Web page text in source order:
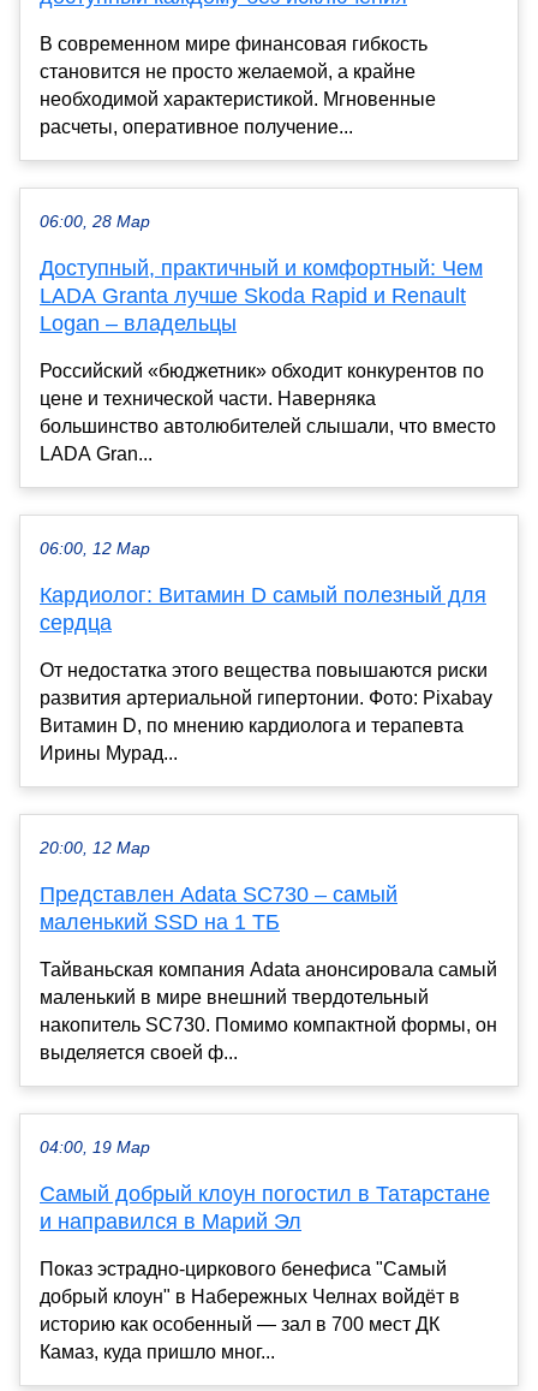
В современном мире финансовая гибкость
становится не просто желаемой, а крайне
необходимой характеристикой. Мгновенные
расчеты, оперативное получение...
06:00, 28 Мар
Доступный, практичный и комфортный: Чем
LADA Granta лучше Skoda Rapid и Renault
Logan – владельцы
Российский «бюджетник» обходит конкурентов по
цене и технической части. Наверняка
большинство автолюбителей слышали, что вместо
LADA Gran...
06:00, 12 Мар
Кардиолог: Витамин D самый полезный для
сердца
От недостатка этого вещества повышаются риски
развития артериальной гипертонии. Фото: Pixabay
Витамин D, по мнению кардиолога и терапевта
Ирины Мурад...
20:00, 12 Мар
Представлен Adata SC730 – самый
маленький SSD на 1 ТБ
Тайваньская компания Adata анонсировала самый
маленький в мире внешний твердотельный
накопитель SC730. Помимо компактной формы, он
выделяется своей ф...
04:00, 19 Мар
Самый добрый клоун погостил в Татарстане
и направился в Марий Эл
Показ эстрадно-циркового бенефиса "Самый
добрый клоун" в Набережных Челнах войдёт в
историю как особенный — зал в 700 мест ДК
Камаз, куда пришло мног...